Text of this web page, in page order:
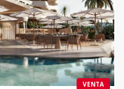
VENTA